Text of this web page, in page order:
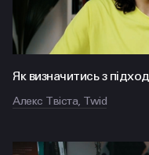
Як визначитись з
Алекс Твіста, Twid